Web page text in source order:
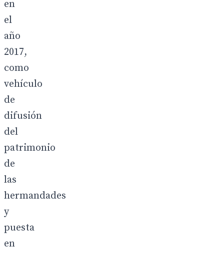
en
el
año
2017,
como
vehículo
de
difusión
del
patrimonio
de
las
hermandades
y
puesta
en